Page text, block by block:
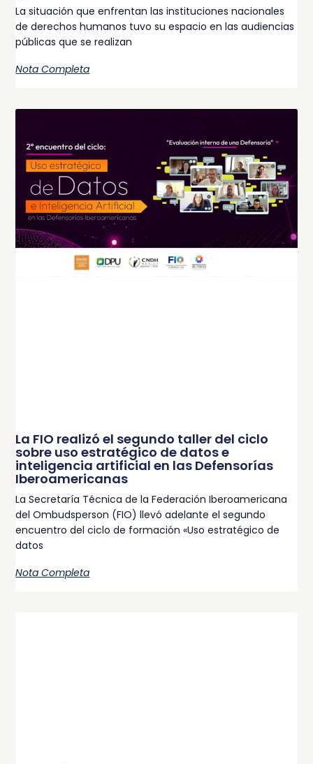
La situación que enfrentan las instituciones nacionales
de derechos humanos tuvo su espacio en las audiencias
públicas que se realizan
Nota Completa
La FIO realizó el segundo taller del ciclo
sobre uso estratégico de datos e
inteligencia artificial en las Defensorías
Iberoamericanas
La Secretaría Técnica de la Federación Iberoamericana
del Ombudsperson (FIO) llevó adelante el segundo
encuentro del ciclo de formación «Uso estratégico de
datos
Nota Completa